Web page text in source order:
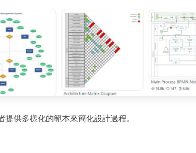
供多樣化的範本來簡化設計過程。
・ 操作簡單直覺，Visio 的最佳替代方
・ 提供 20,000+ 款免費範本 &
・ 內建 40 多種 AI 圖表生成器與工具
・ 深度整合 Nano Banana Pro